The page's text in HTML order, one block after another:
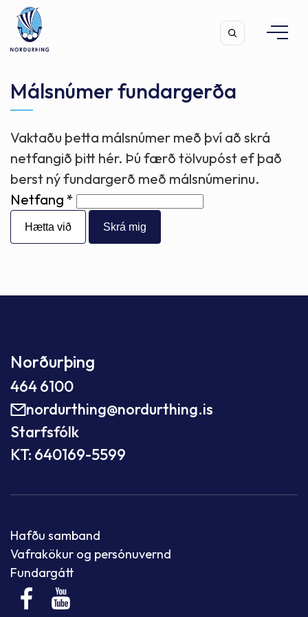
Leita
Málsnúmer fundargerða
Vaktaðu þetta málsnúmer með því að skrá
netfangið þitt hér. Þú færð tölvupóst ef það
berst ný fundargerð með málsnúmerinu.
Netfang
Hætta við
Norðurþing
464 6100
nordurthing@nordurthing.is
Starfsfólk
KT: 640169-5599
Hafðu samband
Vafrakökur og persónuvernd
Fundargátt